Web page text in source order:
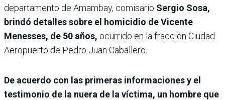
departamento de Amambay, comisario Sergio Sosa,
brindó detalles sobre el homicidio de Vicente
Menesses, de 50 años, ocurrido en la fracción Ciudad
Aeropuerto de Pedro Juan Caballero.
De acuerdo con las primeras informaciones y el
testimonio de la nuera de la víctima, un hombre que